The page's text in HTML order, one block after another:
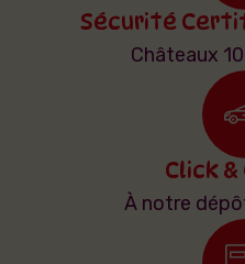
Sécurité
Châteaux
Click
À notre